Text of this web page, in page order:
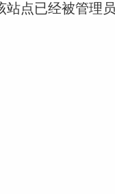
站点已经被管理